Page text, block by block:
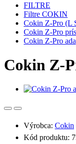
FILTRE
Filtre COKIN
Cokin Z-Pro (L
Cokin Z-Pro
Cokin Z-Pro
Cokin Z-
Výrobca: Cokin
Kód produktu: